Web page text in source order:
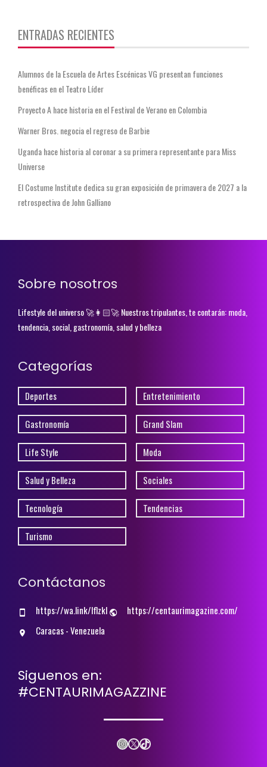
ENTRADAS RECIENTES
Alumnos de la Escuela de Artes Escénicas VG presentan funciones
benéficas en el Teatro Líder
Proyecto A hace historia en el Festival de Verano en Colombia
Warner Bros. negocia el regreso de Barbie
Uganda hace historia al coronar a su primera representante para Miss
Universe
El Costume Institute dedica su gran exposición de primavera de 2027 a la
retrospectiva de John Galliano
Sobre nosotros
Lifestyle del universo 🚀👩🏻‍🚀 Nuestros tripulantes, te contarán: moda,
tendencia, social, gastronomía, salud y belleza
Categorías
Deportes Entretenimiento
Gastronomía Grand Slam
Life Style Moda
Salud y Belleza Sociales
Tecnología Tendencias
Turismo
Contáctanos
https://wa.link/lflzkl
https://centaurimagazine.com/
Caracas - Venezuela
Siguenos en:
#CENTAURIMAGAZZINE